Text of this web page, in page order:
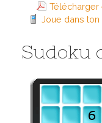
Télécharger
Joue dans
Sudoku